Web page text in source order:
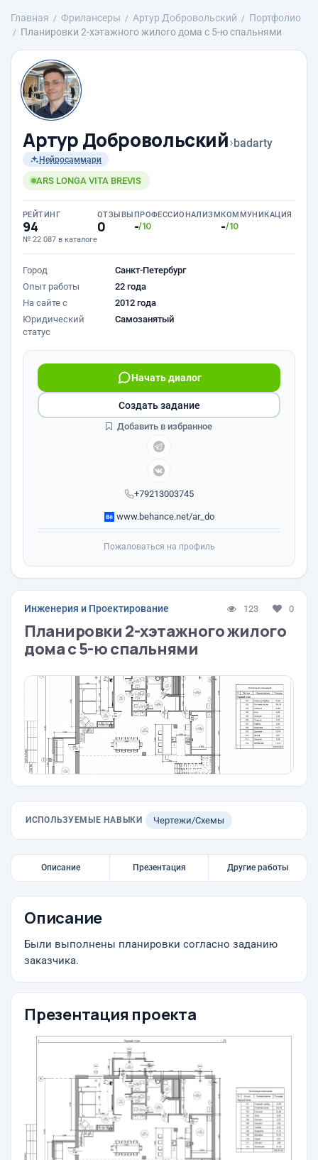
Главная Фрилансеры Артур Добровольский
Портфолио
Планировки 2-хэтажного жилого дома с 5-ю спальнями
Артур Добровольский›badarty
Нейросаммари
ARS LONGA VITA BREVIS
РЕЙТИНГ
94
№ 22 087 в каталоге
ОТЗЫВЫ
0
ПРОФЕССИОНАЛИЗМ
-/10
КОММУНИКАЦИЯ
-/10
Город
Санкт-Петербург
Опыт работы
22 года
На сайте с
2012 года
Юридический
статус
Самозанятый
+79213003745
Начать диалог
www.behance.net/ar_do
Создать задание
Добавить в избранное
Пожаловаться на профиль
Инженерия и Проектирование 123 0
Планировки 2-хэтажного жилого
дома с 5-ю спальнями
ИСПОЛЬЗУЕМЫЕ НАВЫКИ Чертежи/Схемы
Описание Презентация Другие работы
Описание
Были выполнены планировки согласно заданию
заказчика.
Презентация проекта